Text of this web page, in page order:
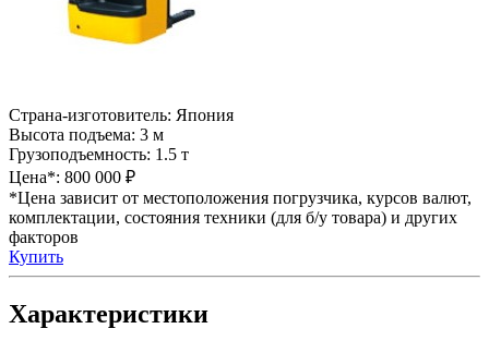
Страна-изготовитель: Япония
Высота подъема: 3 м
Грузоподъемность: 1.5 т
Цена*: 800 000 ₽
*Цена зависит от местоположения погрузчика, курсов валют,
комплектации, состояния техники (для б/у товара) и других
факторов
Купить
Характеристики